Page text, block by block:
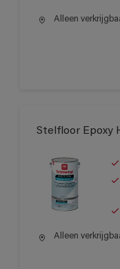
Alleen
Stelfloor Epoxy
Alleen